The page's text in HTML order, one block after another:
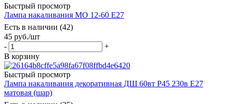
Быстрый просмотр
Лампа накаливания МО 12-60 Е27
Есть в наличии (42)
45 руб./шт
-
+
В корзину
Быстрый просмотр
Лампа накаливания декоративная ДШ 60вт Р45 230в Е27
матовая (шар)